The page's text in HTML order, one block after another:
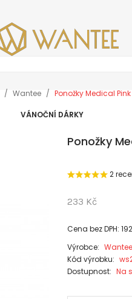
Wantee Ponožky Medical
VÁNOČNÍ DÁRKY
Ponožky
2
233 Kč
Cena bez DPH:
Výrobce: Wantee
Kód výrobku:
Dostupnost: Na